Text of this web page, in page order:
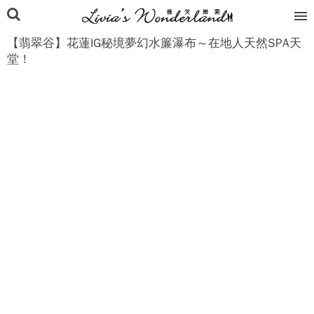
【翡翠谷】花蓮IG秘境夢幻水簾瀑布～在地人天然SPA天
堂！